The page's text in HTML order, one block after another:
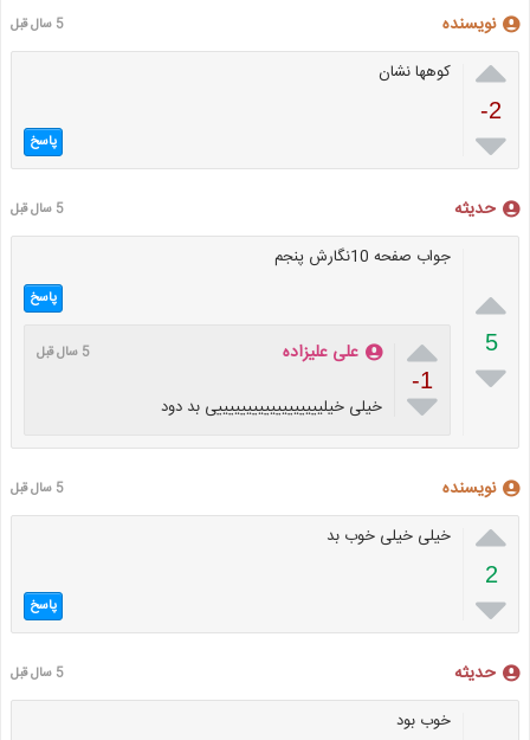
نویسنده 5 سال قبل

-2

کوهها نشان
پاسخ
حدیثه 5 سال قبل

5

جواب صفحه 10نگارش پنجم
پاسخ

-1

علی علیزاده 5 سال قبل
خیلی خیلییییییییییییییییییی بد دود
نویسنده 5 سال قبل

2

خیلی خیلی خوب بد
پاسخ
حدیثه 5 سال قبل
خوب بود